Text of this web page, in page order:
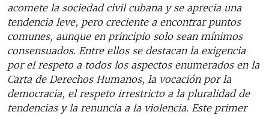
acomete la sociedad civil cubana y se aprecia una
tendencia leve, pero creciente a encontrar puntos
comunes, aunque en principio solo sean mínimos
consensuados. Entre ellos se destacan la exigencia
por el respeto a todos los aspectos enumerados en la
Carta de Derechos Humanos, la vocación por la
democracia, el respeto irrestricto a la pluralidad de
tendencias y la renuncia a la violencia. Este primer